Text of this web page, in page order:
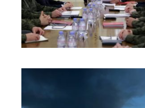
«Начнутся серьезные
проблемы»: эксперт раскрыл,
когда ослабнут атаки БПЛА
ВСУ
Под Екатеринбургом